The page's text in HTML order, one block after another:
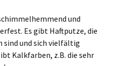
und
Es gibt Haftputze, die
sind und sich vielfältig
Kalkfarben, z.B. die sehr